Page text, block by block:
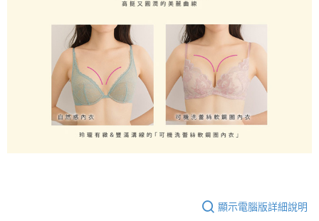
顯示電腦版詳細說明